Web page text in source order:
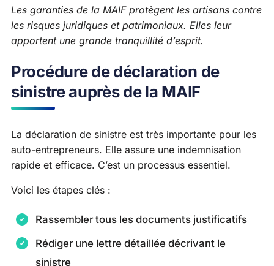
Les garanties de la MAIF protègent les artisans contre
les risques juridiques et patrimoniaux. Elles leur
apportent une grande tranquillité d’esprit.
Procédure de déclaration de
sinistre auprès de la MAIF
La déclaration de sinistre est très importante pour les
auto-entrepreneurs. Elle assure une indemnisation
rapide et efficace. C’est un processus essentiel.
Voici les étapes clés :
Rassembler tous les documents justificatifs
Rédiger une lettre détaillée décrivant le
sinistre